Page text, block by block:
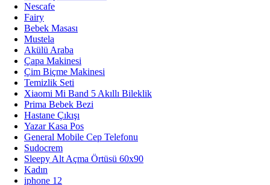
Nescafe
Fairy
Bebek Masası
Mustela
Akülü Araba
Çapa Makinesi
Çim Biçme Makinesi
Temizlik Seti
Xiaomi Mi Band 5 Akıllı Bileklik
Prima Bebek Bezi
Hastane Çıkışı
Yazar Kasa Pos
General Mobile Cep Telefonu
Sudocrem
Sleepy Alt Açma Örtüsü 60x90
Kadın
iphone 12